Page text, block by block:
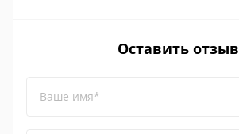
Оставить отзыв
Ваше имя*